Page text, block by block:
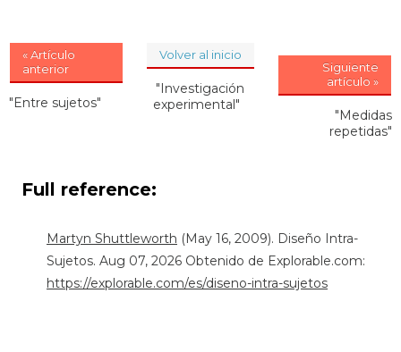
« Artículo
anterior
"Entre sujetos"
Volver al inicio
"Investigación
experimental"
Siguiente
artículo »
"Medidas
repetidas"
Full reference:
Martyn Shuttleworth (May 16, 2009). Diseño Intra-
Sujetos. Aug 07, 2026 Obtenido de Explorable.com:
https://explorable.com/es/diseno-intra-sujetos